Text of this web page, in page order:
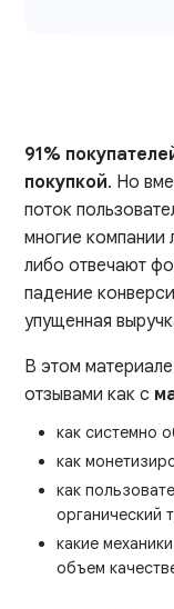
91%
покупкой. Но
поток
многие компании
либо отвечают
падение
упущенная
В этом
отзывами как с
как системно
как
как
органический
какие
объем